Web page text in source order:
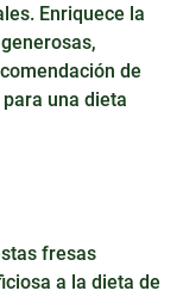
Enriquece la
de
una dieta
fresas
a la dieta de